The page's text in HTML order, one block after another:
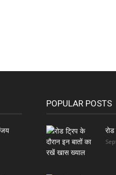
POPULAR POSTS